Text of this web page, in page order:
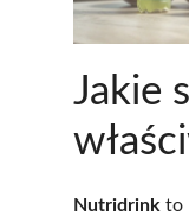
Jakie
Nutridrink to